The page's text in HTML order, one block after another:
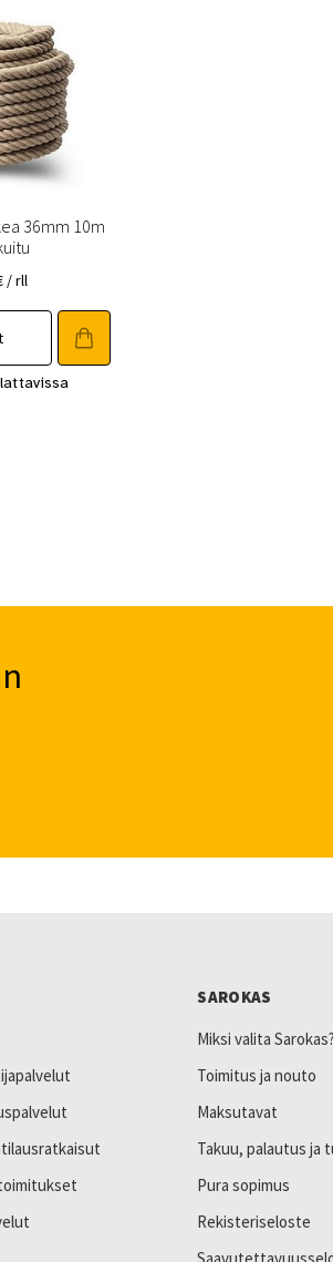
36mm 10m
/ rll
SAROKAS
Miksi valita Sarokas?
Toimitus ja nouto
Maksutavat
Takuu, palautus ja
Pura sopimus
Rekisteriseloste